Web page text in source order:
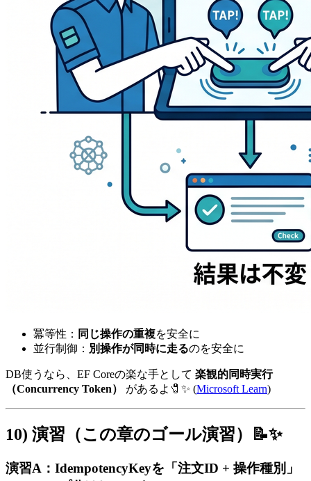
冪等性： 同じ操作の重複を安全に
並行制御： 別操作が同時に走るのを安全に
DB使うなら、EF Coreの楽な手として 楽観的同時実行
（Concurrency Token）
があるよ🧷✨ (Microsoft Learn)
10) 演習（この章のゴール演習）📝✨
演習A：IdempotencyKeyを「注文ID + 操作種別」